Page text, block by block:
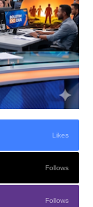
Likes
Follows
Follows